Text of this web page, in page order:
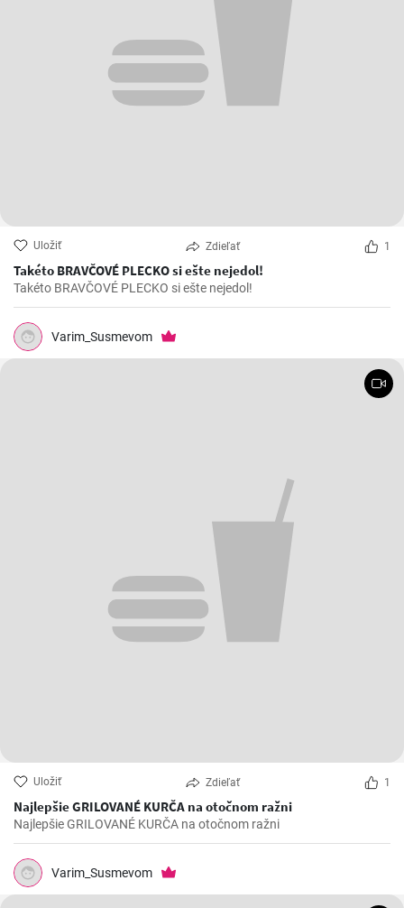
Uložiť Zdieľať 1
Takéto BRAVČOVÉ PLECKO si ešte nejedol!
Takéto BRAVČOVÉ PLECKO si ešte nejedol!
Varim_Susmevom
Uložiť Zdieľať 1
Najlepšie GRILOVANÉ KURČA na otočnom ražni
Najlepšie GRILOVANÉ KURČA na otočnom ražni
Varim_Susmevom